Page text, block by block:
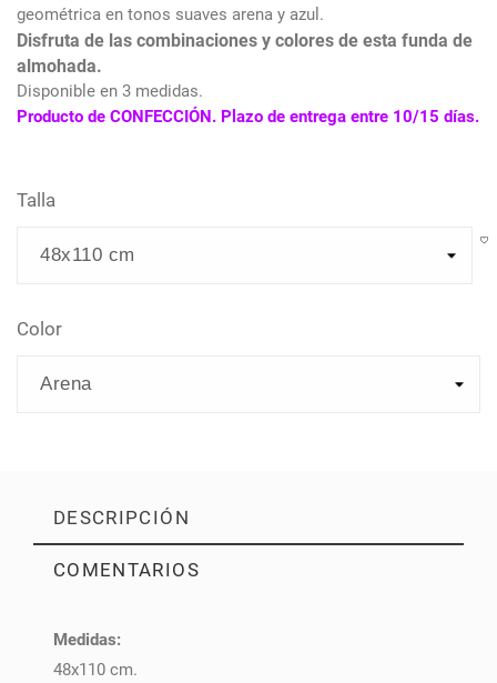
geométrica en tonos suaves arena y azul.
Disfruta de las combinaciones y colores de esta funda de
almohada.
Disponible en 3 medidas.
Producto de CONFECCIÓN. Plazo de entrega entre 10/15 días.
Talla
Color
DESCRIPCIÓN
COMENTARIOS
Medidas:
48x110 cm.
PULSE AQUÍ PARA DEJAR SU OPINIÓN